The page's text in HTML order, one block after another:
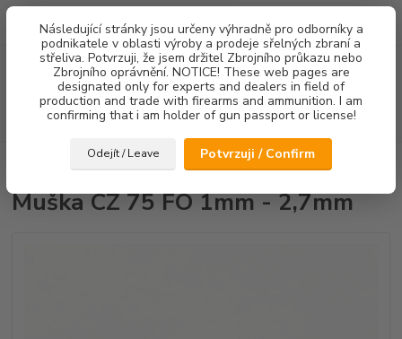
Následující stránky jsou určeny výhradně pro odborníky a
podnikatele v oblasti výroby a prodeje sřelných zbraní a
střeliva. Potvrzuji, že jsem držitel Zbrojního průkazu nebo
Zbrojního oprávnění. NOTICE! These web pages are
designated only for experts and dealers in field of
production and trade with firearms and ammunition. I am
confirming that i am holder of gun passport or license!
Odejít / Leave Potvrzuji / Confirm
Menu
Hledat
za0,00 Kč
Muška CZ 75 FO 1mm - 2,7mm
Muška CZ 75 FO 1mm - 2,7mm